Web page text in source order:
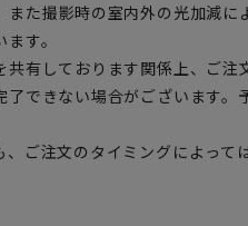
た撮影時の室内外の光加減に
す。
有しております関係上、ご注
できない場合がございます。
ご注文のタイミングによって